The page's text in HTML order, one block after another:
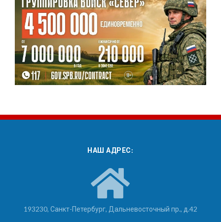
НАШ АДРЕС:
193230, Санкт-Петербург, Дальневосточный пр., д.42